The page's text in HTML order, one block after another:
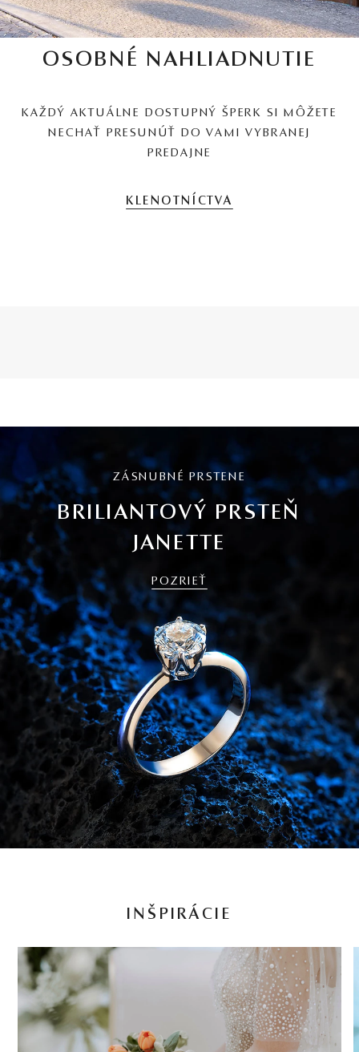
OSOBNÉ NAHLIADNUTIE
KAŽDÝ AKTUÁLNE DOSTUPNÝ ŠPERK SI MÔŽETE
NECHAŤ PRESUNÚŤ DO VAMI VYBRANEJ
PREDAJNE
KLENOTNÍCTVA
ZÁSNUBNÉ PRSTENE
BRILIANTOVÝ PRSTEŇ
JANETTE
POZRIEŤ
INŠPIRÁCIE